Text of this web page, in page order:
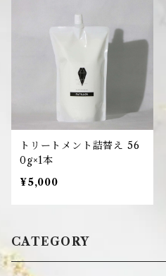
トリートメント詰替え 56
0g×1本
¥5,000
CATEGORY